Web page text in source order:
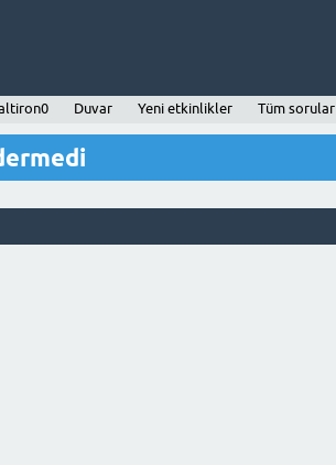
Duvar Yeni etkinlikler Tüm sorular